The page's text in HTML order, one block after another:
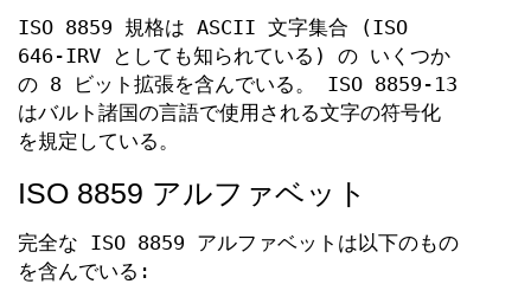
ISO 8859 規格は ASCII 文字集合 (ISO
646-IRV としても知られている) の いくつか
の 8 ビット拡張を含んでいる。 ISO 8859-13
はバルト諸国の言語で使用される文字の符号化
を規定している。
ISO 8859 アルファベット
完全な ISO 8859 アルファベットは以下のもの
を含んでいる: